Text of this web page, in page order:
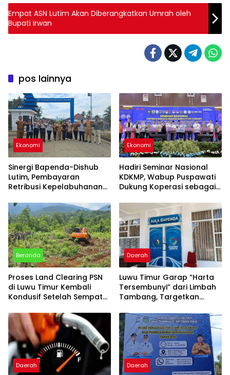
Empat ASN Lutim Akan Diberangkatkan Umrah oleh
Bupati Irwan
pos lainnya
Ekonomi
Sinergi Bapenda-Dishub
Lutim, Pembayaran
Retribusi Kepelabuhanan
Ekonomi
Hadiri Seminar Nasional
KDKMP, Wabup Puspawati
Dukung Koperasi sebagai
Beranda
Proses Land Clearing PSN
di Luwu Timur Kembali
Kondusif Setelah Sempat
Daerah
Luwu Timur Garap “Harta
Tersembunyi” dari Limbah
Tambang, Targetkan
Daerah Daerah